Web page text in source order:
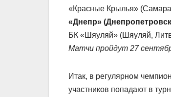
«Красные Крылья»
«Днепр»
БК «Шяуляй» (Шяуляй,
Матчи пройдут 27
Итак, в регулярном
участников попадают в